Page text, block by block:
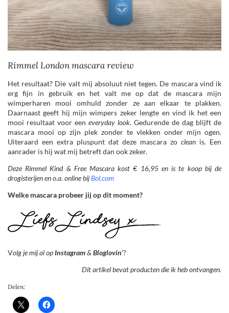
Rimmel London mascara review
Het resultaat? Die valt mij absoluut niet tegen. De mascara vind ik
erg fijn in gebruik en het valt me op dat de mascara mijn
wimperharen mooi omhuld zonder ze aan elkaar te plakken.
Daarnaast geeft hij mijn wimpers zeker lengte en vind ik het een
mooi resultaat voor een everyday look. Gedurende de dag blijft de
mascara mooi op zijn plek zonder te vlekken onder mijn ogen.
Uiteraard een extra pluspunt dat deze mascara zo clean is. Een
aanrader is hij wat mij betreft dan ook zeker.
Deze Rimmel Kind & Free Mascara kost € 16,95 en is te koop bij de
drogisterijen en o.a. online bijBol.com
Welke mascara probeer jij op dit moment?
Volg je mij al opInstagram& Bloglovin’?
Dit artikel bevat producten die ik heb ontvangen.
Delen: